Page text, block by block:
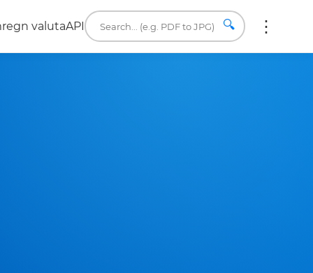
valutaAPI 🔍